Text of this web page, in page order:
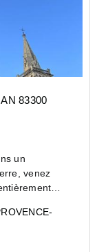
83300
un
venez
le cachet